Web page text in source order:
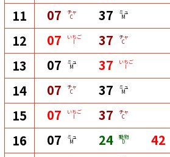
11 07 チャ
C 37 ミュ
M
12 07 いちご
I 37 チャ
C
13 07 ミュ
M 37 いちご
I
14 07 チャ
C 37 ミュ
M
15 07 いちご
I 37 チャ
C
16 07 ミュ
M 24 動物
D 42